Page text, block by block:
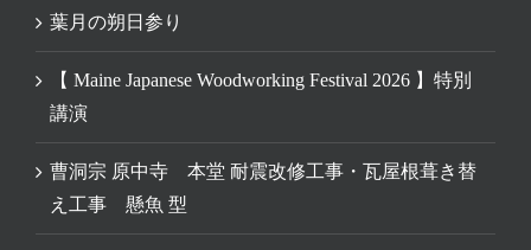
葉月の朔日参り
【 Maine Japanese Woodworking Festival 2026 】特別
講演
曹洞宗 原中寺 本堂 耐震改修工事・瓦屋根葺き替
え工事 懸魚 型